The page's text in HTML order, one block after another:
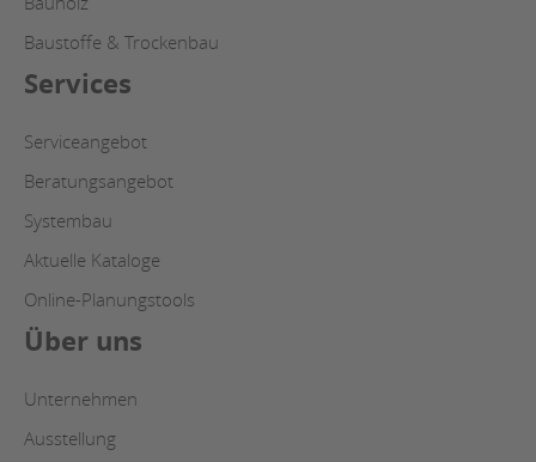
Baustoffe & Trockenbau
Services
Serviceangebot
Beratungsangebot
Systembau
Aktuelle Kataloge
Online-Planungstools
Über uns
Unternehmen
Ausstellung